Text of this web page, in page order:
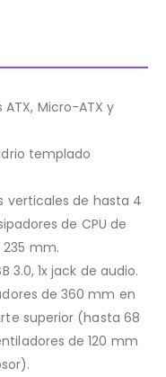
Micro-ATX y
templado
verticales de hasta 4
de CPU de
mm.
3.0, 1x jack de audio.
de 360 mm en
superior (hasta 68
de 120 mm